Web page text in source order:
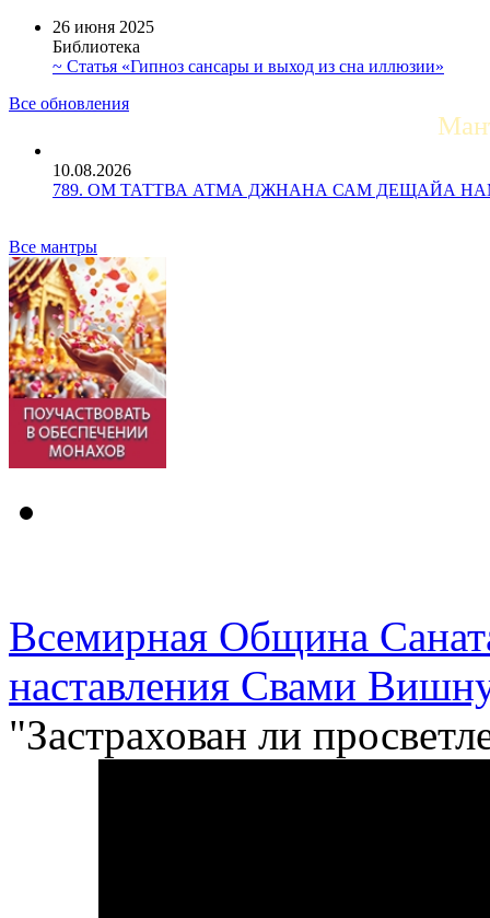
26 июня 2025
Библиотека
~ Статья «Гипноз сансары и выход из сна иллюзии»
Все обновления
10.08.2026
789. ОМ ТАТТВА АТМА ДЖНАНА САМ ДЕЩАЙА НАМАХ
Все мантры
Всемирная Община
наставления Свами
"Застрахован ли